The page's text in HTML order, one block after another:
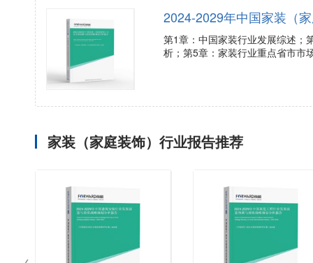
2024-2029年中国家装（
第1章：中国家装行业发展综述；
析；第5章：家装行业重点省市市
家装（家庭装饰）行业报告推荐